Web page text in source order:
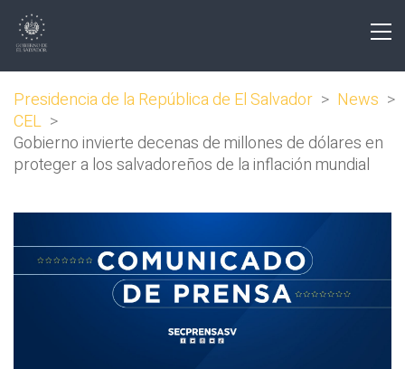
Presidencia de la República de El Salvador > News >
CEL >
Gobierno invierte decenas de millones de dólares en
proteger a los salvadoreños de la inflación mundial